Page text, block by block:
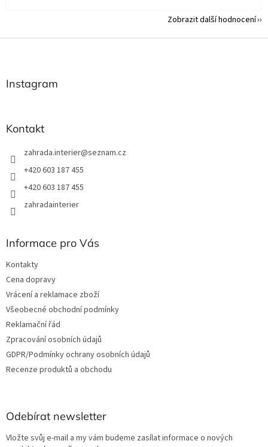
Zobrazit další hodnocení
Instagram
Kontakt
zahrada.interier@seznam.cz
+420 603 187 455
+420 603 187 455
zahradainterier
Informace pro Vás
Kontakty
Cena dopravy
Vrácení a reklamace zboží
Všeobecné obchodní podmínky
Reklamační řád
Zpracování osobních údajů
GDPR/Podmínky ochrany osobních údajů
Recenze produktů a obchodu
Odebírat newsletter
Vložte svůj e-mail a my vám budeme zasílat informace o nových